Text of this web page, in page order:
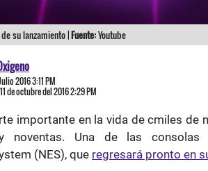
su lanzamiento |Fuente:Youtube
2016 3:11 PM
de octubre del 2016 2:29 PM
importante en la vida de cmiles de
noventas. Una de las consolas
(NES), que regresará pronto en